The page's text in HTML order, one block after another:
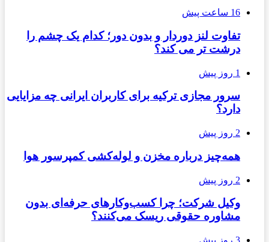
16 ساعت پیش
تفاوت لنز دوردار و بدون دور؛ کدام یک چشم را
درشت تر می کند؟
1 روز پیش
سرور مجازی ترکیه برای کاربران ایرانی چه مزایایی
دارد؟
2 روز پیش
همه‌چیز درباره مخزن و لوله‌کشی کمپرسور هوا
2 روز پیش
وکیل شرکت؛ چرا کسب‌وکارهای حرفه‌ای بدون
مشاوره حقوقی ریسک می‌کنند؟
3 روز پیش